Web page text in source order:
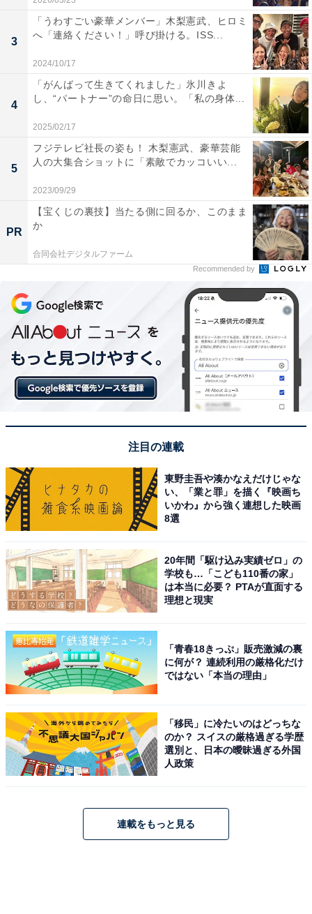
3
「うわすごい豪華メンバー」木梨憲武、ヒロミ
へ「連絡ください！」呼び掛ける。ISS...
2024/10/17
4
「がんばって生きてくれました」氷川きよ
し、“パートナー”の命日に思い。「私の身体...
2025/02/17
5
フジテレビ社長の姿も！ 木梨憲武、豪華芸能
人の大集合ショットに「素敵でカッコいい...
2023/09/29
PR
【宝くじの裏技】当たる側に回るか、このまま
か
合同会社デジタルファーム
Recommended by
注目の連載
東野圭吾や湊かなえだけじゃな
い、「業と罪」を描く『映画ち
いかわ』から強く連想した映画
8選
20年間「駆け込み実績ゼロ」の
学校も…「こども110番の家」
は本当に必要？ PTAが直面する
理想と現実
「青春18きっぷ」販売激減の裏
に何が？ 連続利用の厳格化だけ
ではない「本当の理由」
「移民」に冷たいのはどっちな
のか？ スイスの厳格過ぎる学歴
選別と、日本の曖昧過ぎる外国
人政策
連載をもっと見る